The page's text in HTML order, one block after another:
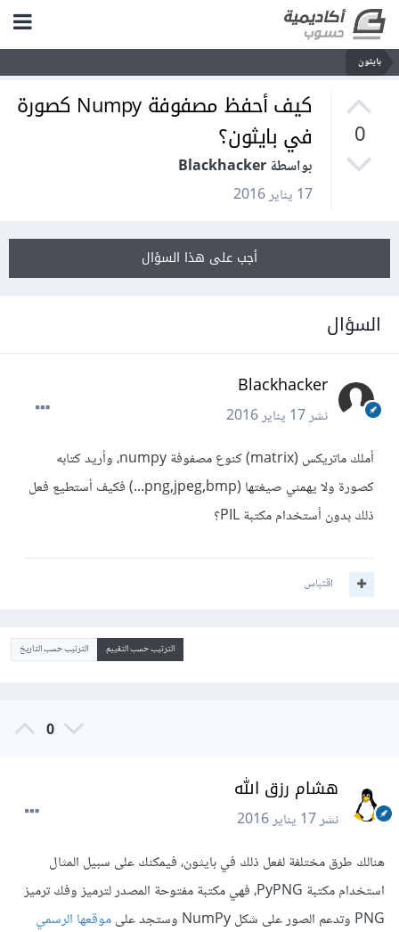
بايثون
0
كيف أحفظ مصفوفة Numpy كصورة
في بايثون؟
بواسطة Blackhacker
17 يناير 2016
أجب على هذا السؤال
السؤال
Blackhacker
نشر17 يناير 2016
أملك ماتريكس (matrix) كنوع مصفوفة numpy، وأريد كتابه
كصورة ولا يهمني صيغتها (png,jpeg,bmp...) فكيف أستطيع فعل
ذلك بدون أستخدام مكتبة PIL؟
اقتباس
الترتيب حسب التقييم الترتيب حسب التاريخ
0
هشام رزق الله
نشر17 يناير 2016
هنالك طرق مختلفة لفعل ذلك في بايثون، فيمكنك على سبيل المثال
استخدام مكتبة PyPNG، فهي مكتبة مفتوحة المصدر لترميز وفك ترميز
PNG وتدعم الصور على شكل NumPy وستجد على
موقعها الرسمي